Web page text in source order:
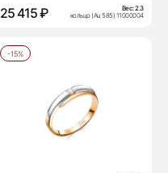
25 415 ₽ Вес:2.3
кольцо (Au 585) 11000004
-15%